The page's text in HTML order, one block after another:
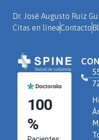
Dr. José Augusto Ruiz
Citas en líneaContacto